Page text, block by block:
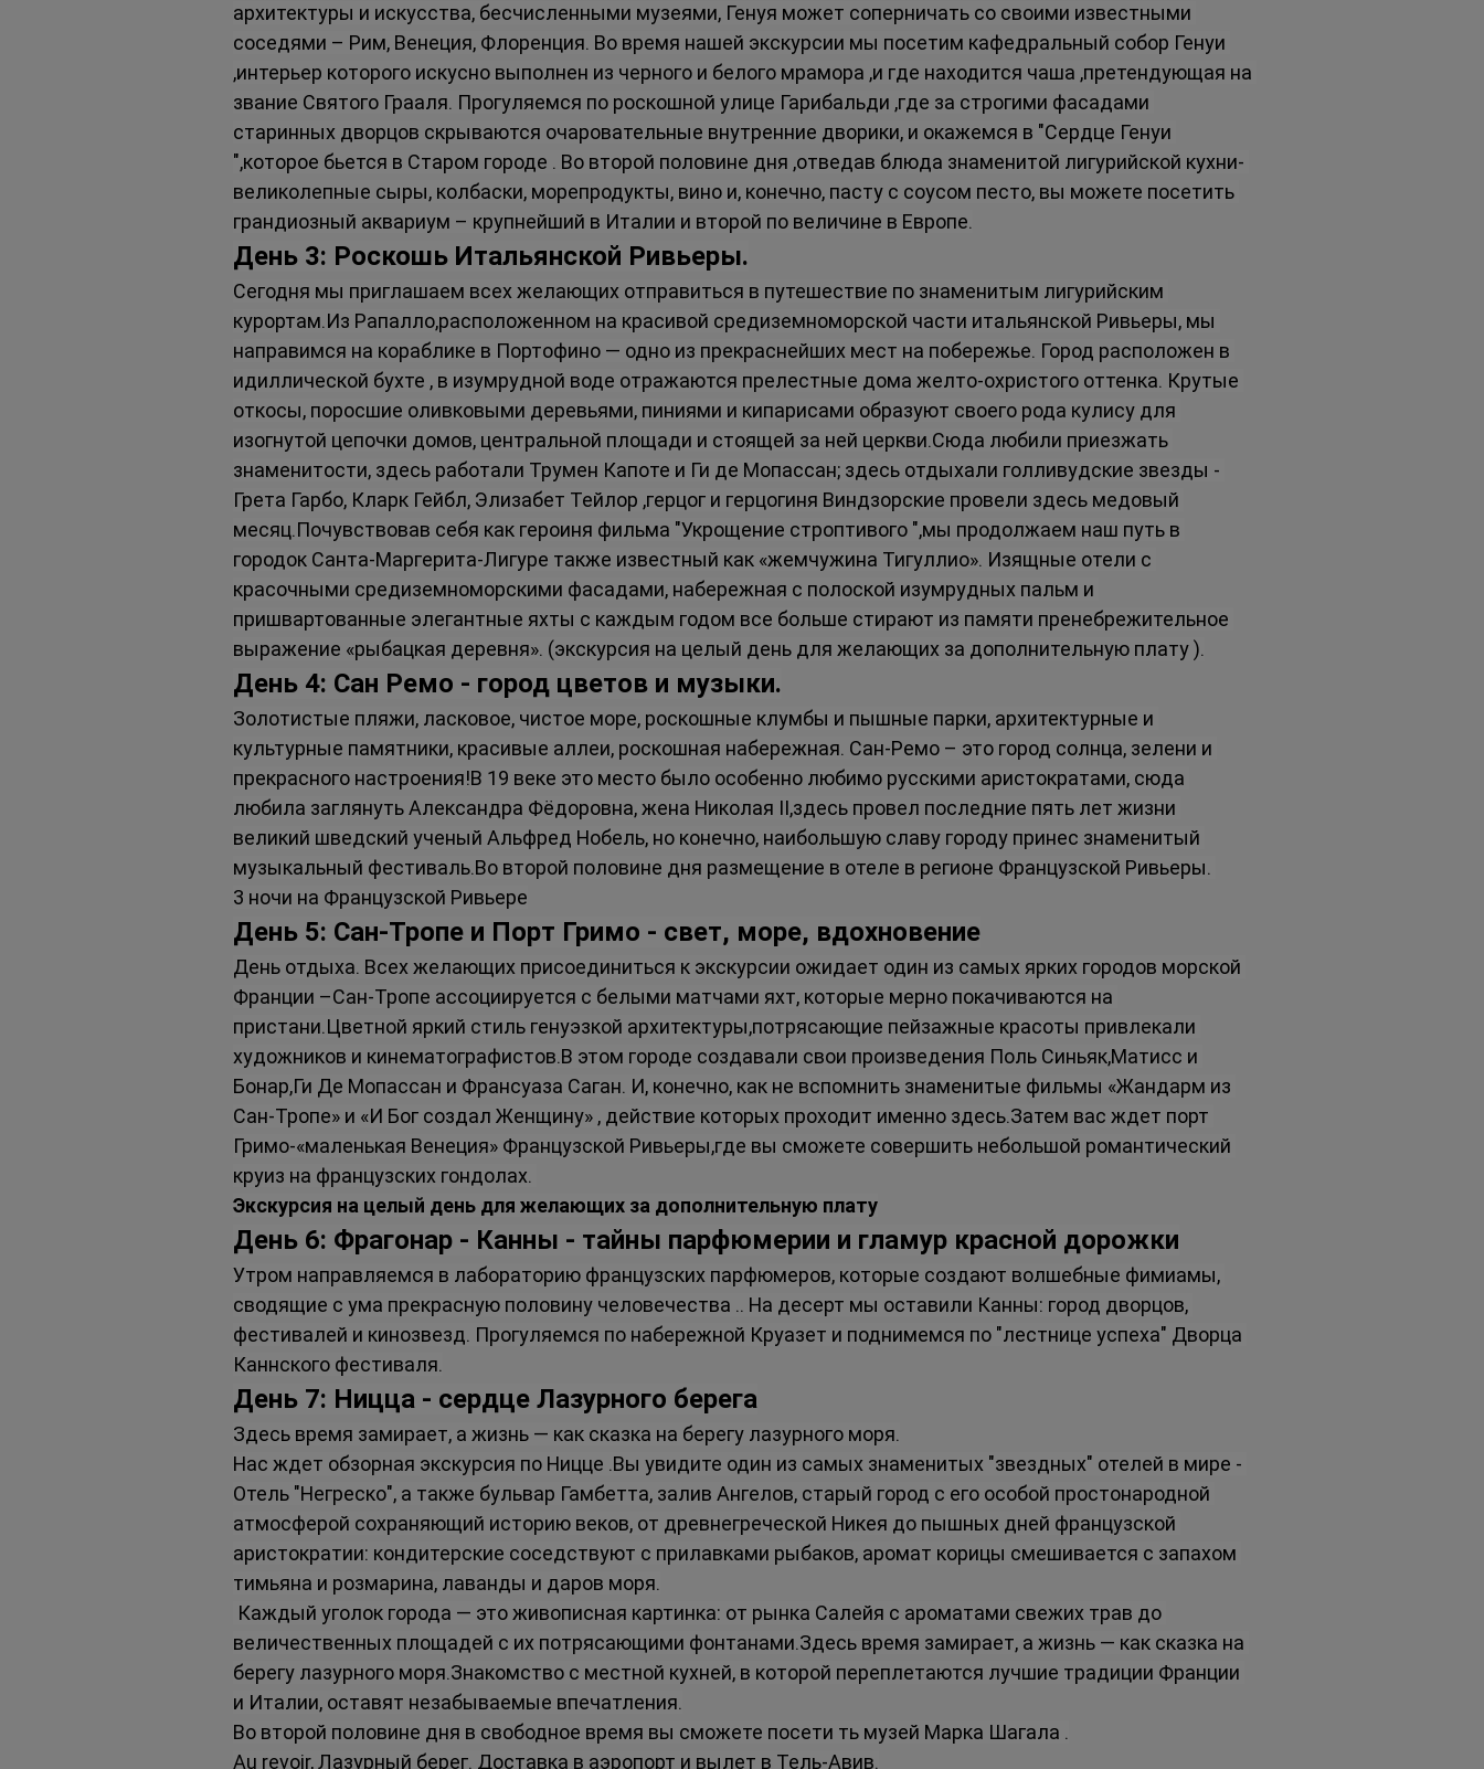
архитектуры и искусства, бесчисленными музеями, Генуя может соперничать со своими известными
соседями – Рим, Венеция, Флоренция. Во время нашей экскурсии мы посетим кафедральный собор Генуи
,интерьер которого искусно выполнен из черного и белого мрамора ,и где находится чаша ,претендующая на
звание Святого Грааля. Прогуляемся по роскошной улице Гарибальди ,где за строгими фасадами
старинных дворцов скрываются очаровательные внутренние дворики, и окажемся в "Сердце Генуи
",которое бьется в Старом городе . Во второй половине дня ,отведав блюда знаменитой лигурийской кухни-
великолепные сыры, колбаски, морепродукты, вино и, конечно, пасту с соусом песто, вы можете посетить
грандиозный аквариум – крупнейший в Италии и второй по величине в Европе.
День 3: Роскошь Итальянской Ривьеры.
Сегодня мы приглашаем всех желающих отправиться в путешествие по знаменитым лигурийским
курортам.Из Рапалло,расположенном на красивой средиземноморской части итальянской Ривьеры, мы
направимся на кораблике в Портофино — одно из прекраснейших мест на побережье. Город расположен в
идиллической бухте , в изумрудной воде отражаются прелестные дома желто-охристого оттенка. Крутые
откосы, поросшие оливковыми деревьями, пиниями и кипарисами образуют своего рода кулису для
изогнутой цепочки домов, центральной площади и стоящей за ней церкви.Сюда любили приезжать
знаменитости, здесь работали Трумен Капоте и Ги де Мопассан; здесь отдыхали голливудские звезды -
Грета Гарбо, Кларк Гейбл, Элизабет Тейлор ,герцог и герцогиня Виндзорские провели здесь медовый
месяц.Почувствовав себя как героиня фильма "Укрощение строптивого ",мы продолжаем наш путь в
городок Санта-Маргерита-Лигуре также известный как «жемчужина Тигуллио». Изящные отели с
красочными средиземноморскими фасадами, набережная с полоской изумрудных пальм и
пришвартованные элегантные яхты с каждым годом все больше стирают из памяти пренебрежительное
выражение «рыбацкая деревня». (экскурсия на целый день для желающих за дополнительную плату ).
День 4: Сан Ремо - город цветов и музыки.
Золотистые пляжи, ласковое, чистое море, роскошные клумбы и пышные парки, архитектурные и
культурные памятники, красивые аллеи, роскошная набережная. Сан-Ремо – это город солнца, зелени и
прекрасного настроения!В 19 веке это место было особенно любимо русскими аристократами, сюда
любила заглянуть Александра Фёдоровна, жена Николая II,здесь провел последние пять лет жизни
великий шведский ученый Альфред Нобель, но конечно, наибольшую славу городу принес знаменитый
музыкальный фестиваль.Во второй половине дня размещение в отеле в регионе Французской Ривьеры.
3 ночи на Французской Ривьере
День 5: Сан-Тропе и Порт Гримо - свет, море, вдохновение
День отдыха. Всех желающих присоединиться к экскурсии ожидает один из самых ярких городов морской
Франции –Сан-Тропе ассоциируется с белыми матчами яхт, которые мерно покачиваются на
пристани.Цветной яркий стиль генуэзкой архитектуры,потрясающие пейзажные красоты привлекали
художников и кинематографистов.В этом городе создавали свои произведения Поль Синьяк,Матисс и
Бонар,Ги Де Мопассан и Франсуаза Саган. И, конечно, как не вспомнить знаменитые фильмы «Жандарм из
Сан-Тропе» и «И Бог создал Женщину» , действие которых проходит именно здесь.Затем вас ждет порт
Гримо-«маленькая Венеция» Французской Ривьеры,где вы сможете совершить небольшой романтический
круиз на французских гондолах.
Экскурсия на целый день для желающих за дополнительную плату
День 6: Фрагонар - Канны - тайны парфюмерии и гламур красной дорожки
Утром направляемся в лабораторию французских парфюмеров, которые создают волшебные фимиамы,
сводящие с ума прекрасную половину человечества .. На десерт мы оставили Канны: город дворцов,
фестивалей и кинозвезд. Прогуляемся по набережной Круазет и поднимемся по "лестнице успеха" Дворца
Каннского фестиваля.
День 7: Ницца - сердце Лазурного берега
Здесь время замирает, а жизнь — как сказка на берегу лазурного моря.
Нас ждет обзорная экскурсия по Ницце .Вы увидите один из самых знаменитых "звездных" отелей в мире -
Отель "Негреско", а также бульвар Гамбетта, залив Ангелов, старый город с его особой простонародной
атмосферой сохраняющий историю веков, от древнегреческой Никея до пышных дней французской
аристократии: кондитерские соседствуют с прилавками рыбаков, аромат корицы смешивается с запахом
тимьяна и розмарина, лаванды и даров моря.
Каждый уголок города — это живописная картинка: от рынка Салейя с ароматами свежих трав до
величественных площадей с их потрясающими фонтанами.Здесь время замирает, а жизнь — как сказка на
берегу лазурного моря.Знакомство с местной кухней, в которой переплетаются лучшие традиции Франции
и Италии, оставят незабываемые впечатления.
Во второй половине дня в свободное время вы сможете посети ть музей Марка Шагала .
Au revoir, Лазурный берег. Доставка в аэропорт и вылет в Тель-Авив.